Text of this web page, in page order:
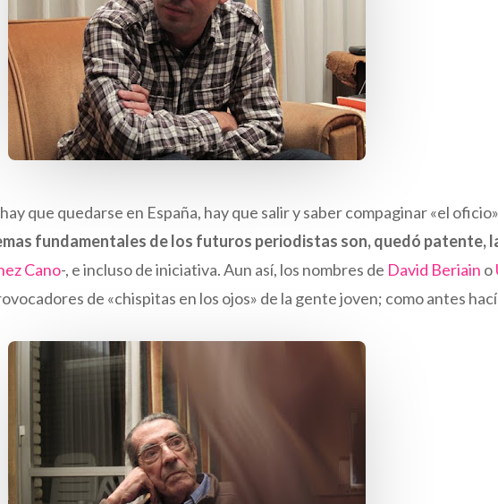
que quedarse en España, hay que salir y saber compaginar «el
fundamentales de los futuros periodistas son, quedó patente,
Cano-, e incluso de iniciativa. Aun así, los nombres de David Beriain o
de «chispitas en los ojos» de la gente joven; como antes